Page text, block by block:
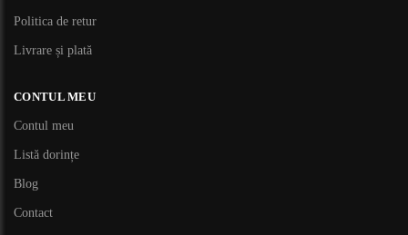
Politica de retur
Livrare și plată
CONTUL MEU
Contul meu
Listă dorințe
Blog
Contact